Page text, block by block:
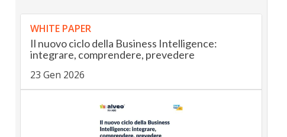
WHITE PAPER
Il nuovo ciclo della Business Intelligence:
integrare, comprendere, prevedere
23 Gen 2026